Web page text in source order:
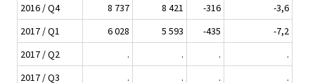
2016 / Q4
8 737 8 421 -316
-3,6
2017 / Q1
6 028 5 593 -435
-7,2
2017 / Q2
. . .
.
2017 / Q3
. . .
.